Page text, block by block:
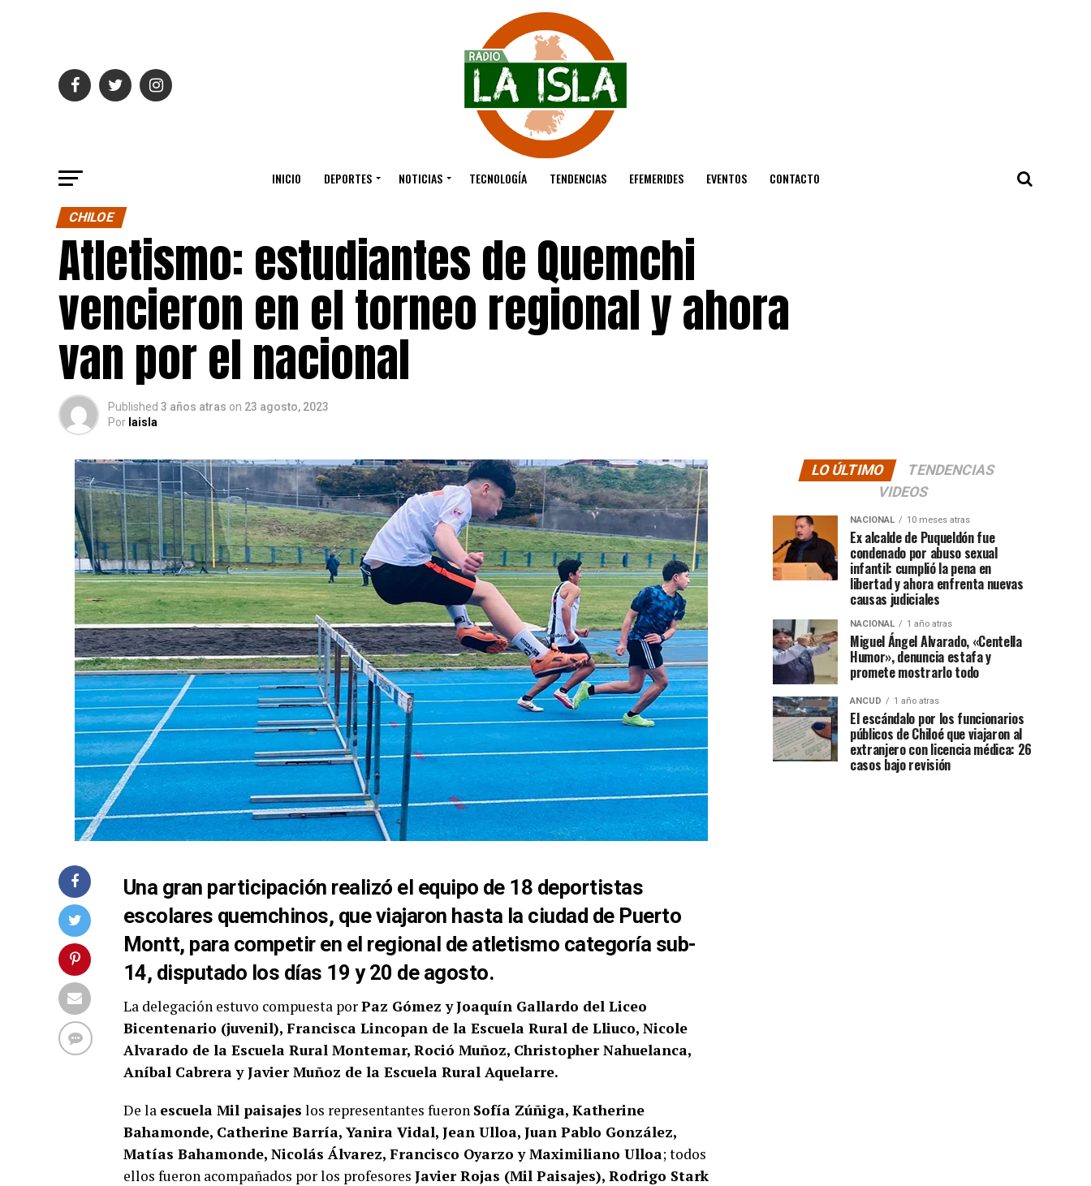
INICIO DEPORTES NOTICIAS TECNOLOGÍA TENDENCIAS EFEMERIDES EVENTOS CONTACTO
CHILOE
Atletismo: estudiantes de Quemchi
vencieron en el torneo regional y ahora
van por el nacional
Published 3 años atras on 23 agosto, 2023
Por laisla
Una gran participación realizó el equipo de 18 deportistas
escolares quemchinos, que viajaron hasta la ciudad de Puerto
Montt, para competir en el regional de atletismo categoría sub-
14, disputado los días 19 y 20 de agosto.
La delegación estuvo compuesta porPaz Gómez yJoaquín Gallardo del Liceo
Bicentenario (juvenil), Francisca Lincopan de la Escuela Rural de Lliuco, Nicole
Alvarado de la Escuela Rural Montemar, Roció Muñoz, Christopher Nahuelanca,
Aníbal Cabrera y Javier Muñoz de la Escuela Rural Aquelarre.
De la escuela Mil paisajes los representantes fueron Sofía Zúñiga, Katherine
Bahamonde, Catherine Barría, Yanira Vidal, Jean Ulloa, Juan Pablo González,
Matías Bahamonde, Nicolás Álvarez, Francisco Oyarzo y Maximiliano Ulloa; todos
ellos fueron acompañados por los profesores Javier Rojas (Mil Paisajes), Rodrigo Stark
LO ÚLTIMO
TENDENCIAS
VIDEOS
NACIONAL 10 meses atras
Ex alcalde de Puqueldón fue
condenado por abuso sexual
infantil: cumplió la pena en
libertad y ahora enfrenta nuevas
causas judiciales
NACIONAL 1 año atras
Miguel Ángel Alvarado, «Centella
Humor», denuncia estafa y
promete mostrarlo todo
ANCUD 1 año atras
El escándalo por los funcionarios
públicos de Chiloé que viajaron al
extranjero con licencia médica: 26
casos bajo revisión